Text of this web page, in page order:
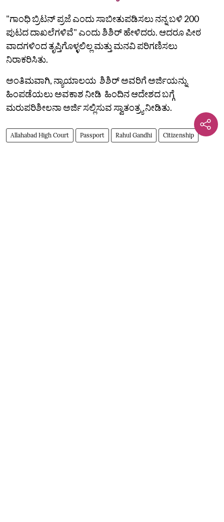
"ಗಾಂಧಿ ಬ್ರಿಟನ್‌ ಪ್ರಜೆ ಎಂದು ಸಾಬೀತುಪಡಿಸಲು ನನ್ನ ಬಳಿ 200
ಪುಟದ ದಾಖಲೆಗಳಿವೆ" ಎಂದು ಶಿಶಿರ್ ಹೇಳಿದರು. ಆದರೂ ಪೀಠ
ವಾದಗಳಿಂದ ತೃಪ್ತಿಗೊಳ್ಳಲಿಲ್ಲ ಮತ್ತು ಮನವಿ ಪರಿಗಣಿಸಲು
ನಿರಾಕರಿಸಿತು.
ಅಂತಿಮವಾಗಿ, ನ್ಯಾಯಾಲಯ ಶಿಶಿರ್ ಅವರಿಗೆ ಅರ್ಜಿಯನ್ನು
ಹಿಂಪಡೆಯಲು ಅವಕಾಶ ನೀಡಿ ಹಿಂದಿನ ಆದೇಶದ ಬಗ್ಗೆ
ಮರುಪರಿಶೀಲನಾ ಅರ್ಜಿ ಸಲ್ಲಿಸುವ ಸ್ವಾತಂತ್ರ್ಯ ನೀಡಿತು.
Allahabad High Court Passport Rahul Gandhi Citizenship